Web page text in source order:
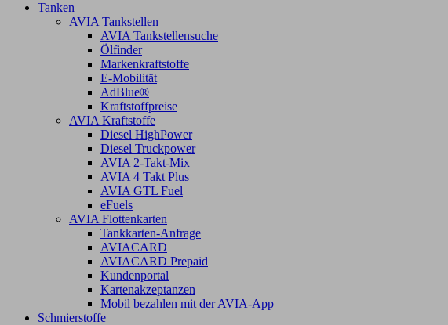
Tanken
AVIA Tankstellen
AVIA Tankstellensuche
Ölfinder
Markenkraftstoffe
E-Mobilität
AdBlue®
Kraftstoffpreise
AVIA Kraftstoffe
Diesel HighPower
Diesel Truckpower
AVIA 2-Takt-Mix
AVIA 4 Takt Plus
AVIA GTL Fuel
eFuels
AVIA Flottenkarten
Tankkarten-Anfrage
AVIACARD
AVIACARD Prepaid
Kundenportal
Kartenakzeptanzen
Mobil bezahlen mit der AVIA-App
Schmierstoffe